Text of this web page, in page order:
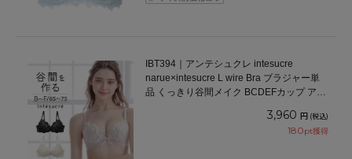
IBT394｜アンテシュクレ intesucre
narue×intesucre L wire Bra ブラジャー単
品 くっきり谷間メイク BCDEFカップ アン
3,960 円 (税込)
180pt獲得